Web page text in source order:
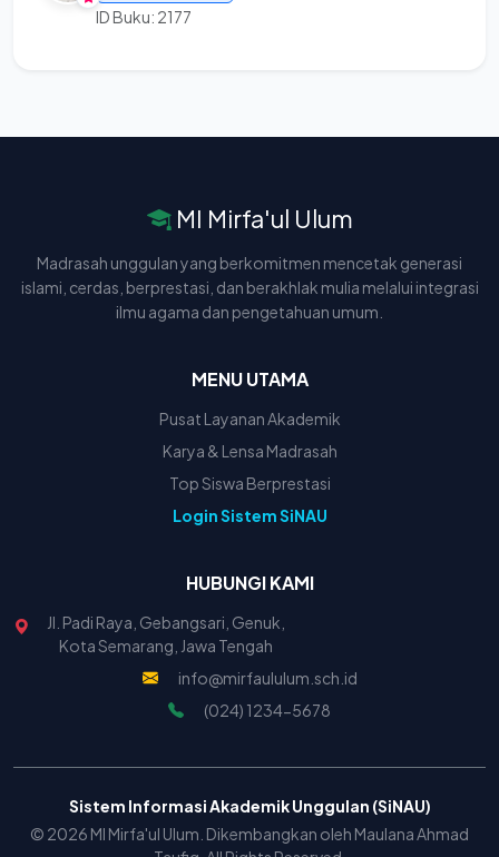
ID Buku: 2177
MI Mirfa'ul Ulum
Madrasah unggulan yang berkomitmen mencetak generasi
islami, cerdas, berprestasi, dan berakhlak mulia melalui integrasi
ilmu agama dan pengetahuan umum.
MENU UTAMA
Pusat Layanan Akademik
Karya & Lensa Madrasah
Top Siswa Berprestasi
Login Sistem SiNAU
HUBUNGI KAMI
Jl. Padi Raya, Gebangsari, Genuk,
Kota Semarang, Jawa Tengah
info@mirfaululum.sch.id
(024) 1234-5678
Sistem Informasi Akademik Unggulan (SiNAU)
© 2026 MI Mirfa'ul Ulum. Dikembangkan oleh Maulana Ahmad